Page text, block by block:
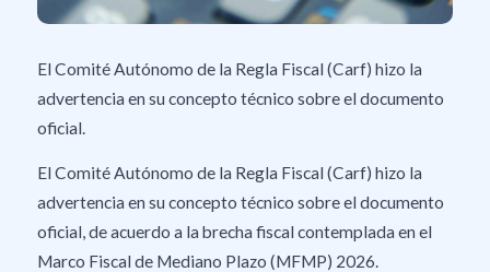
El Comité Autónomo de la Regla Fiscal (Carf) hizo la
advertencia en su concepto técnico sobre el documento
oficial.
El Comité Autónomo de la Regla Fiscal (Carf) hizo la
advertencia en su concepto técnico sobre el documento
oficial, de acuerdo a la brecha fiscal contemplada en el
Marco Fiscal de Mediano Plazo (MFMP) 2026.